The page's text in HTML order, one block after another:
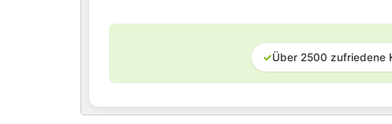
✓Über 2500 zufriedene